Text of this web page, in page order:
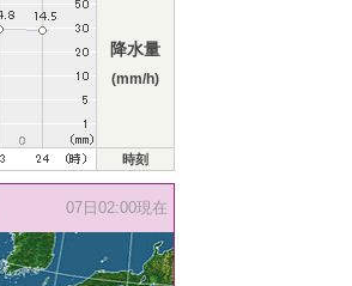
降水量
(mm/h)
時刻
07日02:00現在